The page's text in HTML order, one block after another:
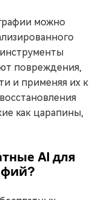
можно
повреждения,
и применяя их к
как царапины,
AI для